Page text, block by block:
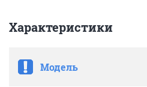
Характеристики
Модель